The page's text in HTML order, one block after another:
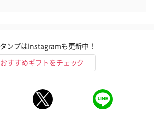
タンプはInstagramも更新中！
おすすめギフトをチェック